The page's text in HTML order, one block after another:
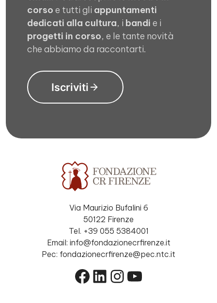
corso e tutti gli appuntamenti
dedicati alla cultura, i bandi e i
progetti in corso, e le tante novità
che abbiamo da raccontarti.
Iscriviti
Via Maurizio Bufalini 6
50122 Firenze
Tel. +39 055 5384001
Email: info@fondazionecrfirenze.it
Pec: fondazionecrfirenze@pec.ntc.it
Facebook
LinkedIn
Instagram
YouTube